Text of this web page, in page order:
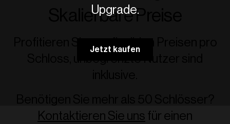
Upgrade.
Jetzt kaufen
Skalierbare Preise
Kontaktieren Sie uns für einen